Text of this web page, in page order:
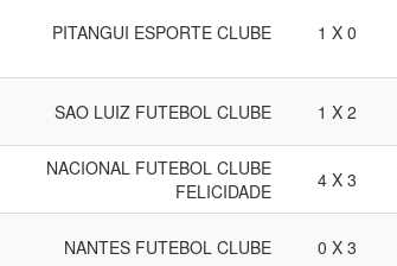
PITANGUI ESPORTE CLUBE 1 X 0
SAO LUIZ FUTEBOL CLUBE 1 X 2
NACIONAL FUTEBOL CLUBE
FELICIDADE
4 X 3
NANTES FUTEBOL CLUBE 0 X 3